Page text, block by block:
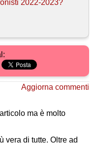
2022-2023?
Aggiorna commenti
ma è molto
vera di tutte. Oltre ad